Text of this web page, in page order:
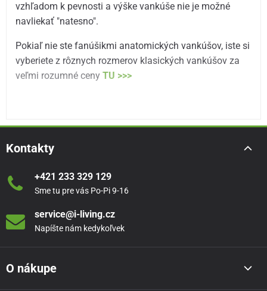
vzhľadom k pevnosti a výške vankúše nie je možné
navliekať "natesno".
Pokiaľ nie ste fanúšikmi anatomických vankúšov, iste si
vyberiete z rôznych rozmerov klasických vankúšov za
veľmi rozumné cenyTU >>>
Kontakty
+421 233 329 129
Sme tu pre vás Po-Pi 9-16
service@i-living.cz
Napíšte nám kedykoľvek
O nákupe